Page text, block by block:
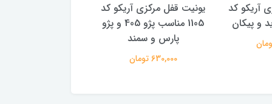
آریکو کد
یونیت قفل مرکزی آریکو کد
1105 مناسب پژو 405 و پژو
پارس و سمند
630,000 تومان